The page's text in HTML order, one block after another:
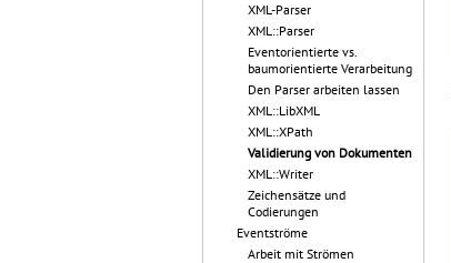
XML-Parser
XML::Parser
Eventorientierte vs.
baumorientierte Verarbeitung
Den Parser arbeiten lassen
XML::LibXML
XML::XPath
Validierung von Dokumenten
XML::Writer
Zeichensätze und
Codierungen
Eventströme
Arbeit mit Strömen